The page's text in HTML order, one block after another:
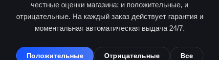
честные оценки магазина: и положительные, и
отрицательные. На каждый заказ действует гарантия и
моментальная автоматическая выдача 24/7.
Положительные Отрицательные Все